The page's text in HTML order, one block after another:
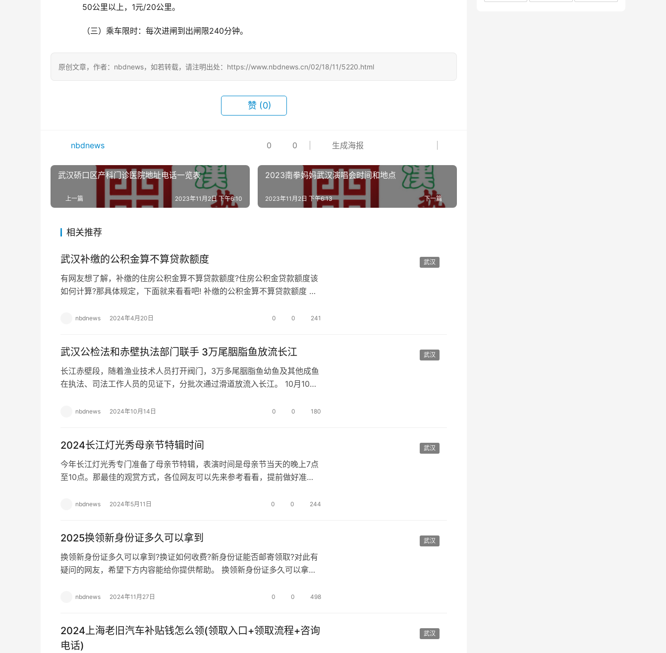
50公里以上，1元/20公里。
（三）乘车限时：每次进闸到出闸限240分钟。
原创文章，作者：nbdnews，如若转载，请注明出处：https://www.nbdnews.cn/02/18/11/5220.html
赞 (0)
nbdnews 0 0 生成海报
武汉硚口区产科门诊医院地址电话一览表
上一篇 2023年11月2日 下午6:10
2023南拳妈妈武汉演唱会时间和地点
下一篇
2023年11月2日 下午6:13
相关推荐
武汉
武汉补缴的公积金算不算贷款额度
有网友想了解，补缴的住房公积金算不算贷款额度?住房公积金贷款额度该
如何计算?那具体规定，下面就来看看吧! 补缴的公积金算不算贷款额度 根
nbdnews 2024年4月20日 0 0 241
武汉
武汉公检法和赤壁执法部门联手 3万尾胭脂鱼放流长江
长江赤壁段，随着渔业技术人员打开阀门，3万多尾胭脂鱼幼鱼及其他成鱼
在执法、司法工作人员的见证下，分批次通过滑道放流入长江。 10月10日
nbdnews 2024年10月14日 0 0 180
武汉
2024长江灯光秀母亲节特辑时间
今年长江灯光秀专门准备了母亲节特辑，表演时间是母亲节当天的晚上7点
至10点。那最佳的观赏方式，各位网友可以先来参考看看，提前做好准
nbdnews 2024年5月11日 0 0 244
武汉
2025换领新身份证多久可以拿到
换领新身份证多久可以拿到?换证如何收费?新身份证能否邮寄领取?对此有
疑问的网友，希望下方内容能给你提供帮助。 换领新身份证多久可以拿到
nbdnews 2024年11月27日 0 0 498
武汉
2024上海老旧汽车补贴钱怎么领(领取入口+领取流程+咨询
电话)